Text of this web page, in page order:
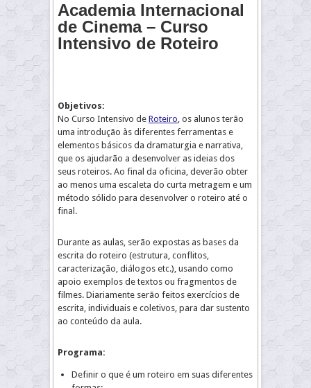
Academia Internacional
de Cinema – Curso
Intensivo de Roteiro
Objetivos:
No Curso Intensivo de Roteiro, os alunos terão
uma introdução às diferentes ferramentas e
elementos básicos da dramaturgia e narrativa,
que os ajudarão a desenvolver as ideias dos
seus roteiros. Ao final da oficina, deverão obter
ao menos uma escaleta do curta metragem e um
método sólido para desenvolver o roteiro até o
final.
Durante as aulas, serão expostas as bases da
escrita do roteiro (estrutura, conflitos,
caracterização, diálogos etc.), usando como
apoio exemplos de textos ou fragmentos de
filmes. Diariamente serão feitos exercícios de
escrita, individuais e coletivos, para dar sustento
ao conteúdo da aula.
Programa:
Definir o que é um roteiro em suas diferentes